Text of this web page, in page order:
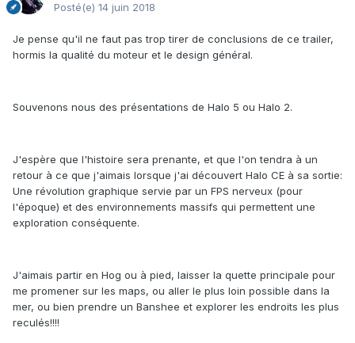
Posté(e) 14 juin 2018
Je pense qu'il ne faut pas trop tirer de conclusions de ce trailer,
hormis la qualité du moteur et le design général.
Souvenons nous des présentations de Halo 5 ou Halo 2.
J'espère que l'histoire sera prenante, et que l'on tendra à un
retour à ce que j'aimais lorsque j'ai découvert Halo CE à sa sortie:
Une révolution graphique servie par un FPS nerveux (pour
l'époque) et des environnements massifs qui permettent une
exploration conséquente.
J'aimais partir en Hog ou à pied, laisser la quette principale pour
me promener sur les maps, ou aller le plus loin possible dans la
mer, ou bien prendre un Banshee et explorer les endroits les plus
reculés!!!!